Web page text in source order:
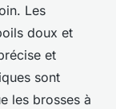
Les
doux et
et
sont
les brosses à